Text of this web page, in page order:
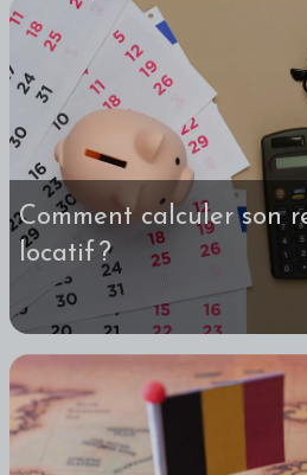
Comment calculer son
locatif ?